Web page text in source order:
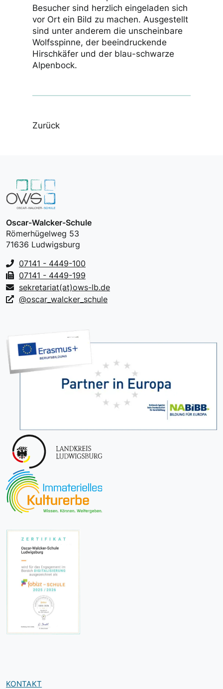
Besucher sind herzlich eingeladen sich
vor Ort ein Bild zu machen. Ausgestellt
sind unter anderem die unscheinbare
Wolfsspinne, der beeindruckende
Hirschkäfer und der blau-schwarze
Alpenbock.
Zurück
Oscar-Walcker-Schule
Römerhügelweg 53
71636 Ludwigsburg
07141 - 4449-100
07141 - 4449-199
sekretariat(at)ows-lb.de
@oscar_walcker_schule
KONTAKT